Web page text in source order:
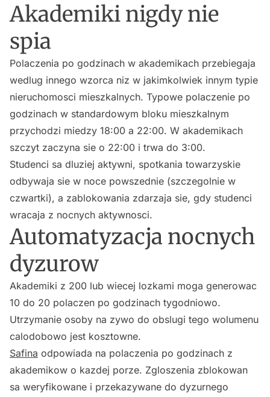
Akademiki nigdy nie
spia
Polaczenia po godzinach w akademikach przebiegaja
wedlug innego wzorca niz w jakimkolwiek innym typie
nieruchomosci mieszkalnych. Typowe polaczenie po
godzinach w standardowym bloku mieszkalnym
przychodzi miedzy 18:00 a 22:00. W akademikach
szczyt zaczyna sie o 22:00 i trwa do 3:00.
Studenci sa dluziej aktywni, spotkania towarzyskie
odbywaja sie w noce powszednie (szczegolnie w
czwartki), a zablokowania zdarzaja sie, gdy studenci
wracaja z nocnych aktywnosci.
Automatyzacja nocnych
dyzurow
Akademiki z 200 lub wiecej lozkami moga generowac
10 do 20 polaczen po godzinach tygodniowo.
Utrzymanie osoby na zywo do obslugi tego wolumenu
calodobowo jest kosztowne.
Safina odpowiada na polaczenia po godzinach z
akademikow o kazdej porze. Zgloszenia zblokowan
sa weryfikowane i przekazywane do dyzurnego